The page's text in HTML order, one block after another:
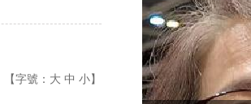
【字號： 大 中 小】